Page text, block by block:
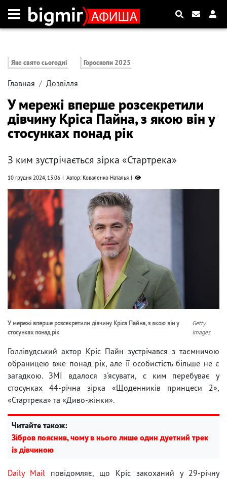
Яке свято сьогодні Гороскопи 2025
Главная Дозвілля
У мережі вперше розсекретили
дівчину Кріса Пайна, з якою він у
стосунках понад рік
З ким зустрічається зірка «Стартрека»
10 грудня 2024, 13:06 Автор: Коваленко Наталья
У мережі вперше розсекретили дівчину Кріса Пайна, з якою він у
стосунках понад рік
Getty
Images
Голлівудський актор Кріс Пайн зустрічався з таємничою
обраницею вже понад рік, але її особистість більше не є
загадкою. ЗМІ вдалося з'ясувати, с ким перебуває у
стосунках 44-річна зірка «Щоденників принцеси 2»,
«Стартрека» та «Диво-жінки».
Читайте також:
Зібров пояснив, чому в нього лише один дуетний трек
із дівчиною
Daily Mail повідомляє, що Кріс закоханий у 29-річну